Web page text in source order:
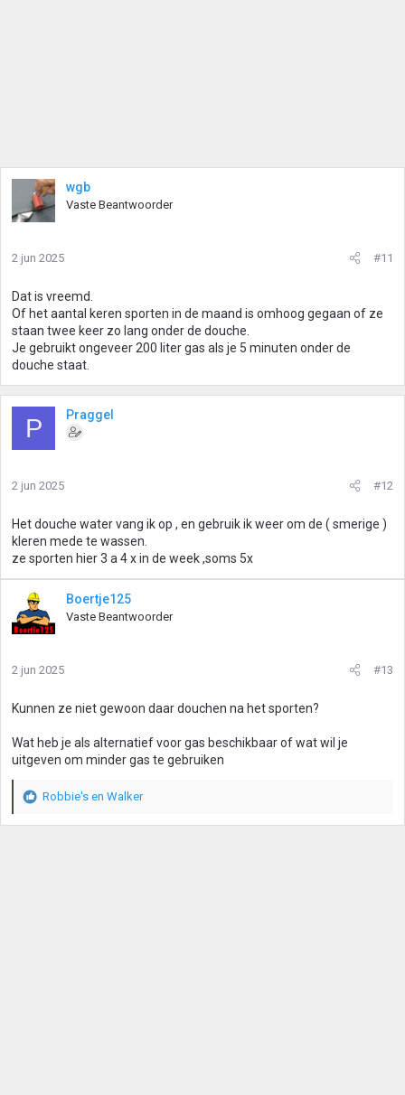
wgb
Vaste Beantwoorder
2 jun 2025 #11
Dat is vreemd.
Of het aantal keren sporten in de maand is omhoog gegaan of ze
staan twee keer zo lang onder de douche.
Je gebruikt ongeveer 200 liter gas als je 5 minuten onder de
douche staat.
P Praggel
2 jun 2025 #12
Het douche water vang ik op , en gebruik ik weer om de ( smerige )
kleren mede te wassen.
ze sporten hier 3 a 4 x in de week ,soms 5x
Boertje125
Vaste Beantwoorder
2 jun 2025 #13
Kunnen ze niet gewoon daar douchen na het sporten?
Wat heb je als alternatief voor gas beschikbaar of wat wil je
uitgeven om minder gas te gebruiken
W
Robbie's en Walker